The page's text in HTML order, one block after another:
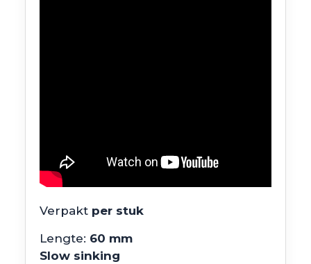
Verpakt per stuk
Lengte: 60 mm
Slow sinking